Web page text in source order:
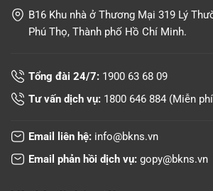
B16 Khu nhà ở Thương Mại 319 Lý
Phú Thọ, Thành phố Hồ Chí Minh.
Tổng đài 24/7: 1900 63 68 09
Tư vấn dịch vụ: 1800 646 884 (Miễn
Email liên hệ: info@bkns.vn
Email phản hồi dịch vụ: gopy@bkns.vn